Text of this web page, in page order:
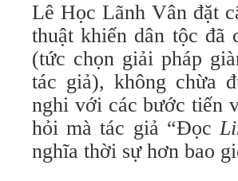
Lê Học Lãnh Vân đặt
thuật khiến dân tộc đã
(tức chọn giải pháp
tác giả), không chừa
nghi với các bước tiến
hỏi mà tác giả “Đọc
nghĩa thời sự hơn bao